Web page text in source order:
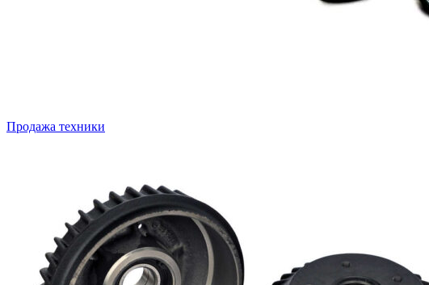
Продажа техники